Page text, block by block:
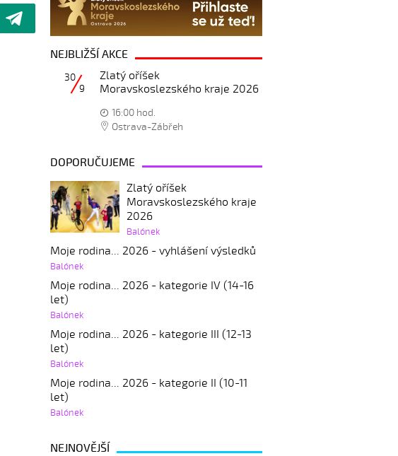
NEJBLIŽŠÍ AKCE
Zlatý oříšek
Moravskoslezského kraje 2026
30
9
16:00 hod.
Ostrava-Zábřeh
DOPORUČUJEME
Zlatý oříšek
Moravskoslezského kraje
2026
Balónek
Moje rodina... 2026 - vyhlášení výsledků
Balónek
Moje rodina... 2026 - kategorie IV (14-16
let)
Balónek
Moje rodina... 2026 - kategorie III (12-13
let)
Balónek
Moje rodina... 2026 - kategorie II (10-11
let)
Balónek
NEJNOVĚJŠÍ